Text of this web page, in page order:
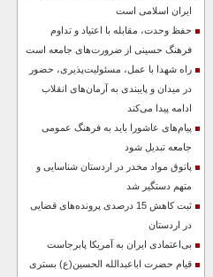
ایران اسلامی است
حفظ وحدت، مقابله با اعتیاد و تداوم
فرهنگ حسینی از ضرورت‌های جامعه است
راه شهدا با عمل، مسئولیت‌پذیری، حضور
در میدان و پایبندی به آرمان‌های انقلاب
ادامه پیدا می‌کند
پیام‌های عاشورا باید به فرهنگ عمومی
جامعه تبدیل شود
پاتوق مواد مخدر در اردستان شناسایی و
متهم دستگیر شد
ثبت کاهش 15 درصدی پرونده‌های قضایی
در اردستان
بی‌اعتمادی ایران به آمریکا پابرجاست
قیام حضرت اباعبدالله الحسین(ع) بستری